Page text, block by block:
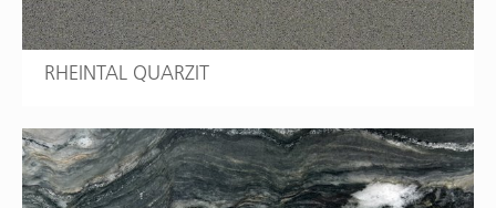
RHEINTAL QUARZIT